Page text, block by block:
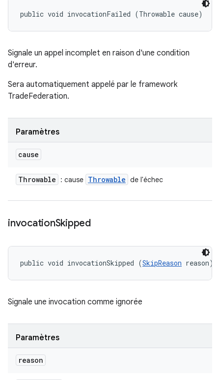
public void invocationFailed (Throwable cause)
Signale un appel incomplet en raison d'une condition
d'erreur.
Sera automatiquement appelé par le framework
TradeFederation.
Paramètres
cause
Throwable : cause Throwable de l'échec
invocationSkipped
public void invocationSkipped (SkipReason reason)
Signale une invocation comme ignorée
Paramètres
reason